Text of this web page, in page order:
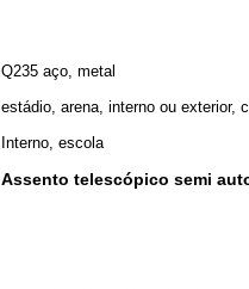
Q235 aço, metal
estádio, arena, interno ou exterior,
Interno, escola
Assento telescópico semi